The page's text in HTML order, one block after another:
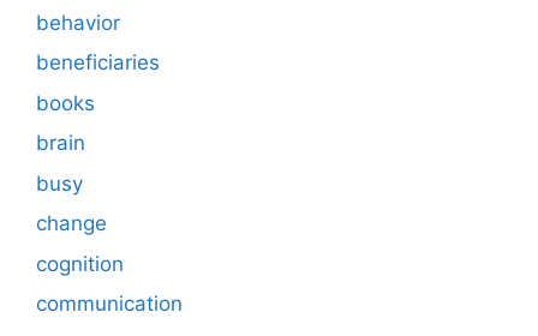
behavior
beneficiaries
books
brain
busy
change
cognition
communication